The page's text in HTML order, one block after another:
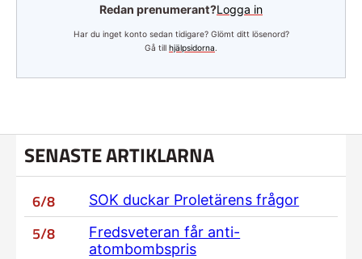
Redan prenumerant?Logga in
Har du inget konto sedan tidigare? Glömt ditt lösenord?
Gå till hjälpsidorna.
SENASTE ARTIKLARNA
6/8 SOK duckar Proletärens frågor
5/8
Fredsveteran får anti-
atombombspris